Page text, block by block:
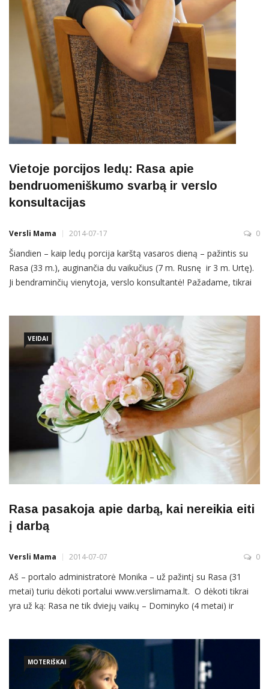
Vietoje porcijos ledų: Rasa apie
bendruomeniškumo svarbą ir verslo
konsultacijas
Versli Mama 2014-07-17 0
Šiandien – kaip ledų porcija karštą vasaros dieną – pažintis su
Rasa (33 m.), auginančia du vaikučius (7 m. Rusnę ir 3 m. Urtę).
Ji bendraminčių vienytoja, verslo konsultantė! Pažadame, tikrai
taip susiklostė, kad, kai mano dukrytei suėjo […]
VEIDAI
Rasa pasakoja apie darbą, kai nereikia eiti
į darbą
Versli Mama 2014-07-07 0
Aš – portalo administratorė Monika – už pažintį su Rasa (31
metai) turiu dėkoti portalui www.verslimama.lt. O dėkoti tikrai
yra už ką: Rasa ne tik dviejų vaikų – Dominyko (4 metai) ir
pirmuosius švenčių organizatorės ir dekoratorės […]
MOTERIŠKAI